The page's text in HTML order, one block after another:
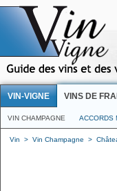
VIN-VIGNE VINS DE
VIN CHAMPAGNE ACCORDS
Vin > Vin Champagne >